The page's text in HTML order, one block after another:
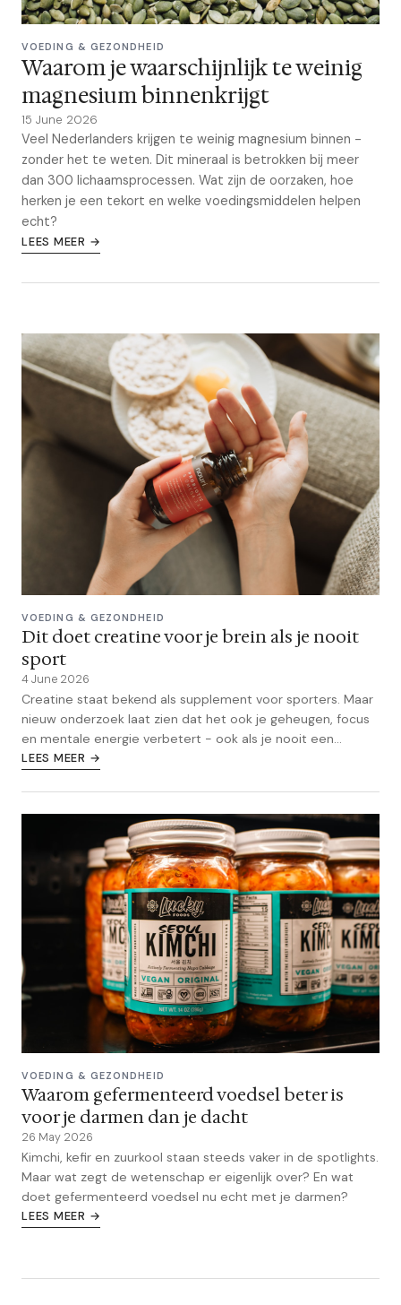
VOEDING & GEZONDHEID
Waarom je waarschijnlijk te weinig
magnesium binnenkrijgt
15 June 2026
Veel Nederlanders krijgen te weinig magnesium binnen -
zonder het te weten. Dit mineraal is betrokken bij meer
dan 300 lichaamsprocessen. Wat zijn de oorzaken, hoe
herken je een tekort en welke voedingsmiddelen helpen
echt?
LEES MEER →
VOEDING & GEZONDHEID
Dit doet creatine voor je brein als je nooit
sport
4 June 2026
Creatine staat bekend als supplement voor sporters. Maar
nieuw onderzoek laat zien dat het ook je geheugen, focus
en mentale energie verbetert - ook als je nooit een
gewicht optilt.
LEES MEER →
VOEDING & GEZONDHEID
Waarom gefermenteerd voedsel beter is
voor je darmen dan je dacht
26 May 2026
Kimchi, kefir en zuurkool staan steeds vaker in de spotlights.
Maar wat zegt de wetenschap er eigenlijk over? En wat
doet gefermenteerd voedsel nu echt met je darmen?
LEES MEER →